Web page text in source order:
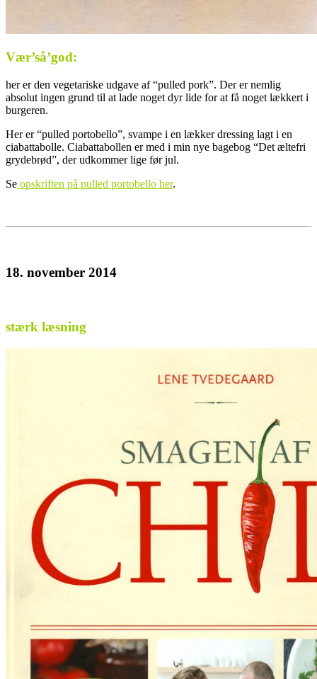
Vær’så’god:
her er den vegetariske udgave af “pulled pork”. Der er nemlig
absolut ingen grund til at lade noget dyr lide for at få noget lækkert i
burgeren.
Her er “pulled portobello”, svampe i en lækker dressing lagt i en
ciabattabolle. Ciabattabollen er med i min nye bagebog “Det æltefri
grydebrød”, der udkommer lige før jul.
Se opskriften på pulled portobello her.
18. november 2014
stærk læsning